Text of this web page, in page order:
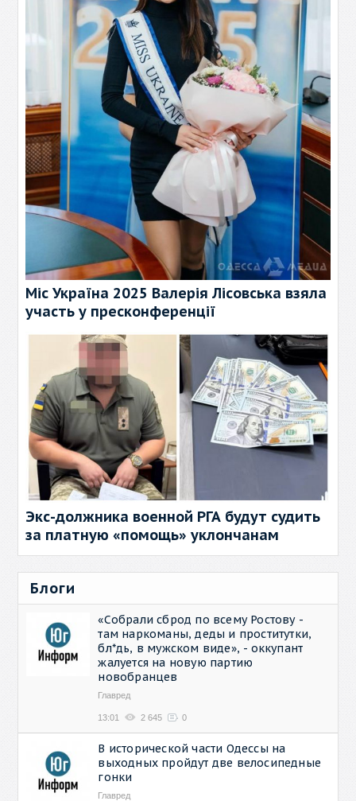
Міс Україна 2025 Валерія Лісовська взяла
участь у пресконференції
Экс-должника военной РГА будут судить
за платную «помощь» уклончанам
Блоги
«Собрали сброд по всему Ростову -
там наркоманы, деды и проститутки,
бл*дь, в мужском виде», - оккупант
жалуется на новую партию
новобранцев
Главред
13:01 2 645 0
В исторической части Одессы на
выходных пройдут две велосипедные
гонки
Главред